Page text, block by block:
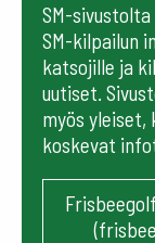
SM-
SM-kilpailun
katsojille ja
uutiset.
myös yleiset,
koskevat